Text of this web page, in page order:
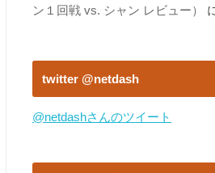
ン１回戦 vs. シャン レビュー）
twitter @netdash
@netdashさんのツイート